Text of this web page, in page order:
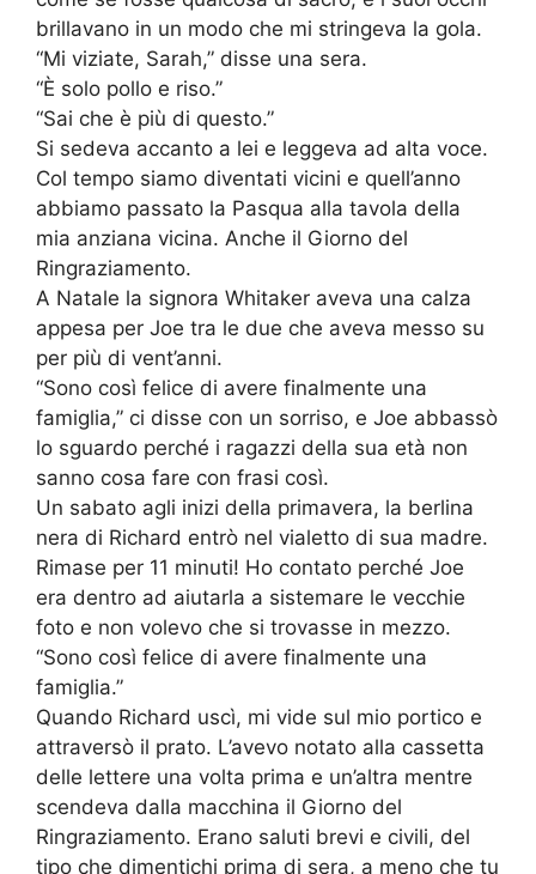
brillavano in un modo che mi stringeva la gola.
“Mi viziate, Sarah,” disse una sera.
“È solo pollo e riso.”
“Sai che è più di questo.”
Si sedeva accanto a lei e leggeva ad alta voce.
Col tempo siamo diventati vicini e quell’anno
abbiamo passato la Pasqua alla tavola della
mia anziana vicina. Anche il Giorno del
Ringraziamento.
A Natale la signora Whitaker aveva una calza
appesa per Joe tra le due che aveva messo su
per più di vent’anni.
“Sono così felice di avere finalmente una
famiglia,” ci disse con un sorriso, e Joe abbassò
lo sguardo perché i ragazzi della sua età non
sanno cosa fare con frasi così.
Un sabato agli inizi della primavera, la berlina
nera di Richard entrò nel vialetto di sua madre.
Rimase per 11 minuti! Ho contato perché Joe
era dentro ad aiutarla a sistemare le vecchie
foto e non volevo che si trovasse in mezzo.
“Sono così felice di avere finalmente una
famiglia.”
Quando Richard uscì, mi vide sul mio portico e
attraversò il prato. L’avevo notato alla cassetta
delle lettere una volta prima e un’altra mentre
scendeva dalla macchina il Giorno del
Ringraziamento. Erano saluti brevi e civili, del
tipo che dimentichi prima di sera, a meno che tu